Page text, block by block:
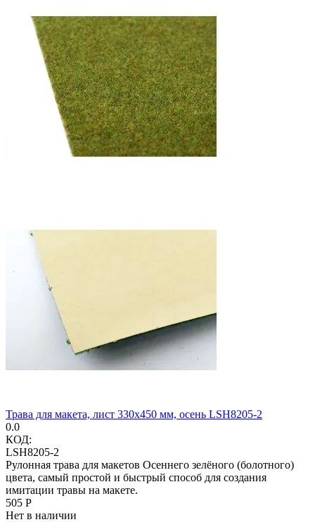
Трава для макета, лист 330х450 мм, осень LSH8205-2
0.0
КОД:
LSH8205-2
Рулонная трава для макетов Осеннего зелёного (болотного)
цвета, самый простой и быстрый способ для создания
имитации травы на макете.
‍505‍ Р
Нет в наличии